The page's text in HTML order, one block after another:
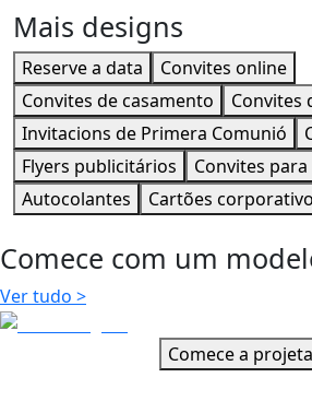
Mais designs
Reserve a data
Convites online
Convites de casamento
Convites
Invitacions de Primera Comunió
Flyers publicitários
Convites
Autocolantes
Cartões
Comece com um
Ver tudo >
Comece a